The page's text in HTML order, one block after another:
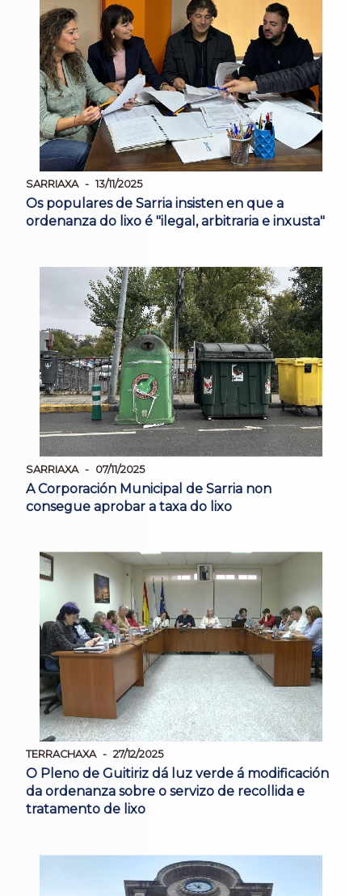
SARRIAXA 13/11/2025
Os populares de Sarria insisten en que a
ordenanza do lixo é "ilegal, arbitraria e inxusta"
SARRIAXA 07/11/2025
A Corporación Municipal de Sarria non
consegue aprobar a taxa do lixo
TERRACHAXA 27/12/2025
O Pleno de Guitiriz dá luz verde á modificación
da ordenanza sobre o servizo de recollida e
tratamento de lixo